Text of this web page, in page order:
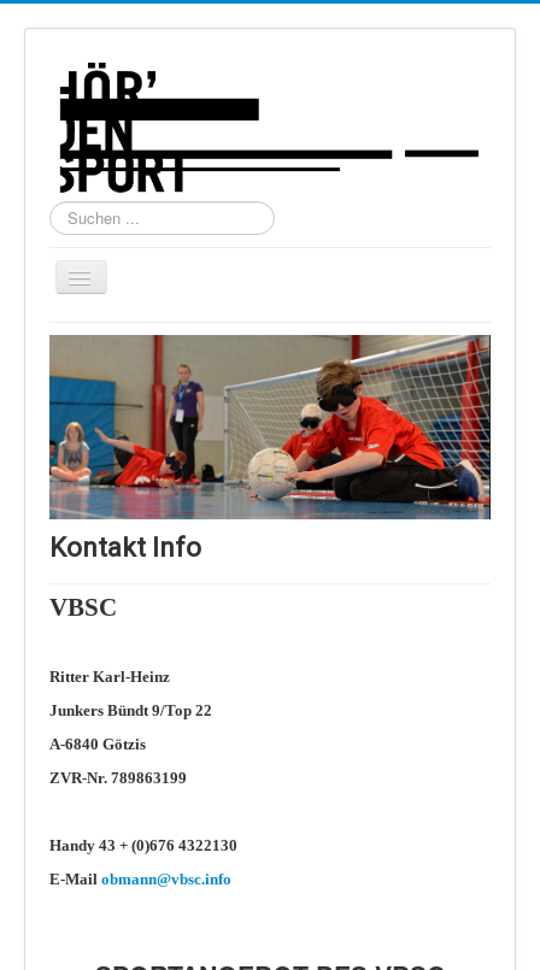
Suchen
...
Navigation
Home
Über uns
Torball
Schießen
Schi Alpin
Schi Nordisch
Kontakt Info
VBSC
Ritter Karl-Heinz
Junkers Bündt 9/Top 22
A-6840 Götzis
ZVR-Nr. 789863199
Handy 43 + (0)676 4322130
E-Mail obmann@vbsc.info